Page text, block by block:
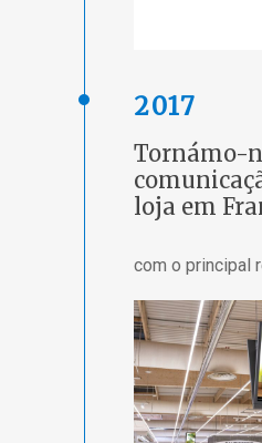
2017
Tornámo-
loja em
com o principal